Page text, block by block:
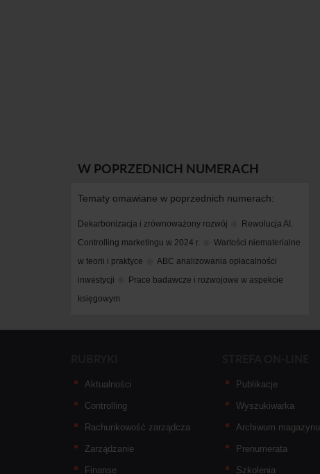
W POPRZEDNICH NUMERACH
Tematy omawiane w poprzednich numerach:
Dekarbonizacja i zrównoważony rozwój
Rewolucja AI.
Controlling marketingu w 2024 r.
Wartości niematerialne
w teorii i praktyce
ABC analizowania opłacalności
inwestycji
Prace badawcze i rozwojowe w aspekcie
księgowym
Aktualności
Controlling
Rachunkowość zarządcza
Zarządzanie
Finanse
Publikacje
Wyszukiwarka
Archiwum magazynu
Prenumerata
Szkolenia